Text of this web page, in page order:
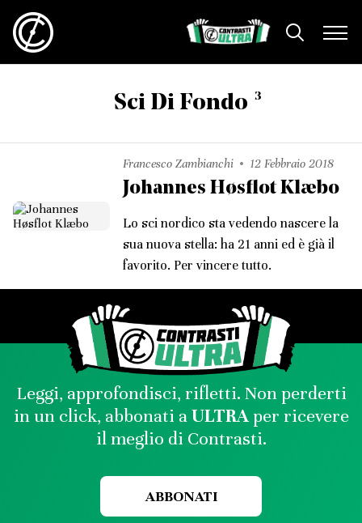
Sci Di Fondo 3
Francesco Zambianchi 12 Febbraio 2018
Johannes Høsflot Klæbo
Lo sci nordico sta vedendo nascere la
sua nuova stella: ha 21 anni ed è già il
favorito. Per vincere tutto.
Leggi, approfondisci, rifletti. Non perderti
in un click, abbonati aULTRAper ricevere
il meglio di Contrasti.
ABBONATI